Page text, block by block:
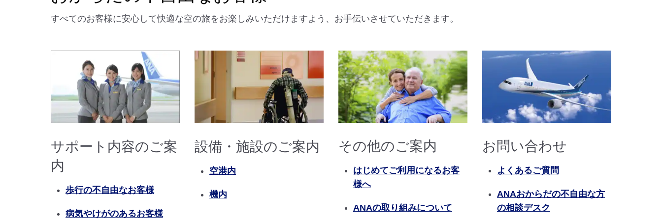
すべてのお客様に安心して快適な空の旅をお楽しみいただけますよう、お手伝いさせていただきます。
サポート内容のご案
内
歩行の不自由なお客様
病気やけがのあるお客様
設備・施設のご案内
空港内
機内
その他のご案内
はじめてご利用になるお客
様へ
ANAの取り組みについて
お問い合わせ
よくあるご質問
ANAおからだの不自由な方
の相談デスク